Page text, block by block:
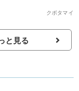
クボタマイ
と見る